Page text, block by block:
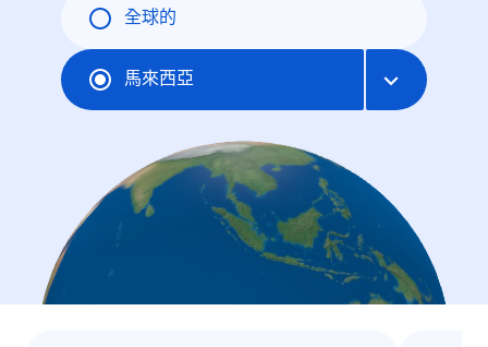
全球的
馬來西亞